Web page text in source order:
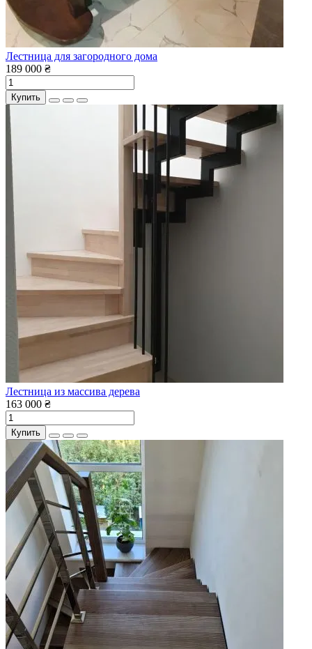
Лестница для загородного дома
189 000 ₴
Купить
Лестница из массива дерева
163 000 ₴
Купить